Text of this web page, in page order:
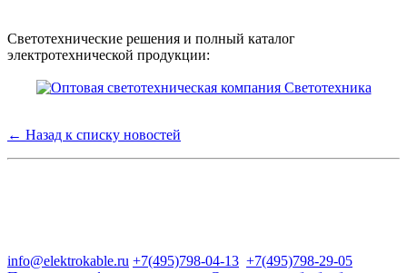
Светотехнические решения и полный каталог
электротехнической продукции:
← Назад к списку новостей
info@elektrokable.ru +7(495)798-04-13 +7(495)798-29-05